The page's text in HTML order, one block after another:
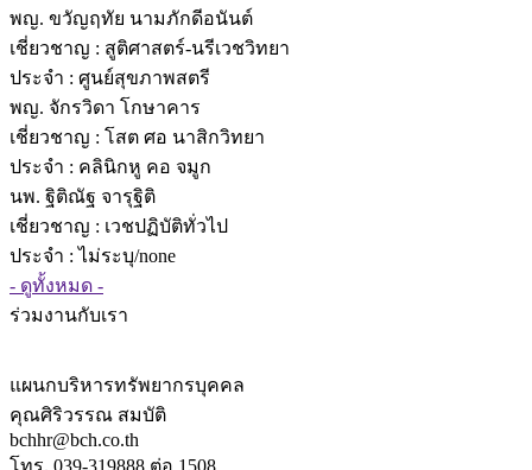
พญ. ขวัญฤทัย นามภักดีอนันต์
เชี่ยวชาญ : สูติศาสตร์-นรีเวชวิทยา
ประจำ : ศูนย์สุขภาพสตรี
พญ. จักรวิดา โกษาคาร
เชี่ยวชาญ : โสต ศอ นาสิกวิทยา
ประจำ : คลินิกหู คอ จมูก
นพ. ฐิติณัฐ จารุฐิติ
เชี่ยวชาญ : เวชปฏิบัติทั่วไป
ประจำ : ไม่ระบุ/none
- ดูทั้งหมด -
ร่วมงานกับเรา
แผนกบริหารทรัพยากรบุคคล
คุณศิริวรรณ สมบัติ
bchhr@bch.co.th
โทร. 039-319888 ต่อ 1508